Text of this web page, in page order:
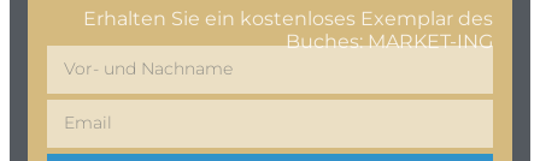
Erhalten Sie ein kostenloses Exemplar des
Buches: MARKET-ING